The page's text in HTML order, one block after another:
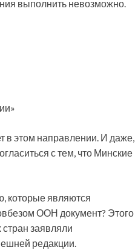
выполнить невозможно.
в этом направлении. И даже,
с тем, что Минские
которые являются
ООН документ? Этого
стран заявляли
редакции.